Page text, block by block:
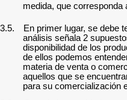
medida, que corresponda
3.5.
En primer lugar, se debe
análisis señala 2
disponibilidad de los
de ellos podemos
materia de venta o
aquellos que se
para su comercialización